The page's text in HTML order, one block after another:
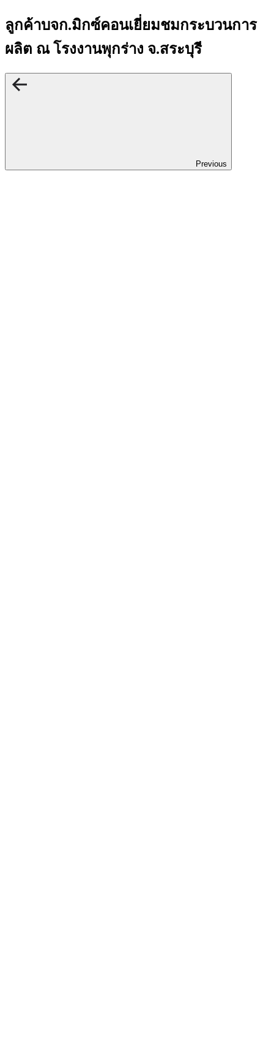
ลูกค้าบจก.มิกซ์คอนเยี่ยมชมกระบวนการ
ผลิต ณ โรงงานพุกร่าง จ.สระบุรี
Previous